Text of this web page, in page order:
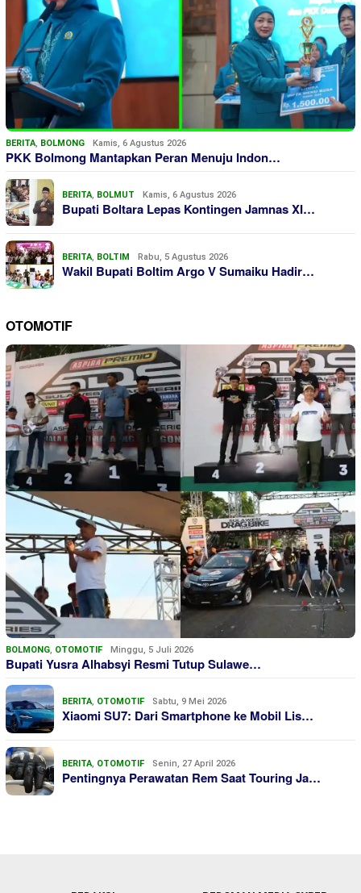
BERITA BOLMONG Kamis, 6 Agustus 2026
PKK Bolmong Mantapkan Peran Menuju Indon…
BERITA BOLMUT Kamis, 6 Agustus 2026
Bupati Boltara Lepas Kontingen Jamnas XI…
BERITA BOLTIM Rabu, 5 Agustus 2026
Wakil Bupati Boltim Argo V Sumaiku Hadir…
OTOMOTIF
BOLMONG, OTOMOTIF Minggu, 5 Juli 2026
Bupati Yusra Alhabsyi Resmi Tutup Sulawe…
BERITA, OTOMOTIF Sabtu, 9 Mei 2026
Xiaomi SU7: Dari Smartphone ke Mobil Lis…
BERITA, OTOMOTIF Senin, 27 April 2026
Pentingnya Perawatan Rem Saat Touring Ja…